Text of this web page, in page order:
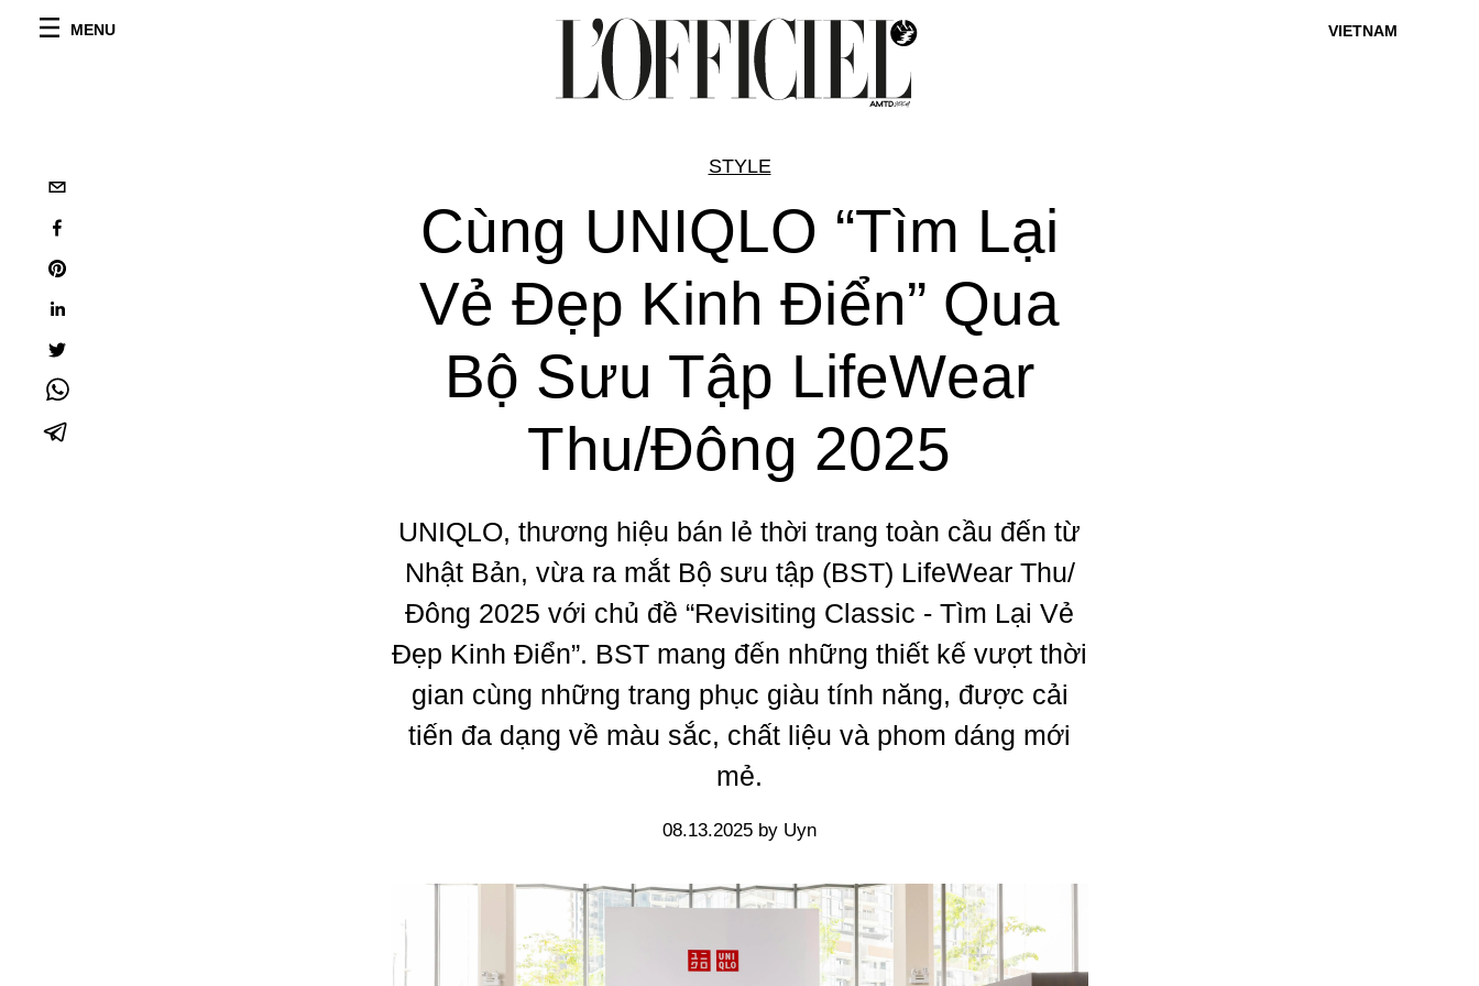
MENU VIETNAM
STYLE
Cùng UNIQLO “Tìm Lại
Vẻ Đẹp Kinh Điển” Qua
Bộ Sưu Tập LifeWear
Thu/Đông 2025
UNIQLO, thương hiệu bán lẻ thời trang toàn cầu đến từ
Nhật Bản, vừa ra mắt Bộ sưu tập (BST) LifeWear Thu/
Đông 2025 với chủ đề “Revisiting Classic - Tìm Lại Vẻ
Đẹp Kinh Điển”. BST mang đến những thiết kế vượt thời
gian cùng những trang phục giàu tính năng, được cải
tiến đa dạng về màu sắc, chất liệu và phom dáng mới
mẻ.
08.13.2025 by Uyn